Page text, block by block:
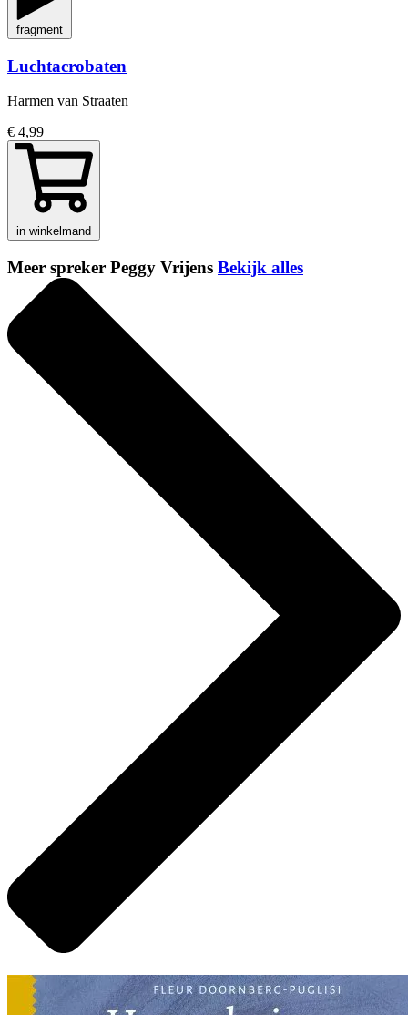
fragment
Luchtacrobaten
Harmen van Straaten
€ 4,99
in winkelmand
Meer spreker Peggy Vrijens Bekijk alles